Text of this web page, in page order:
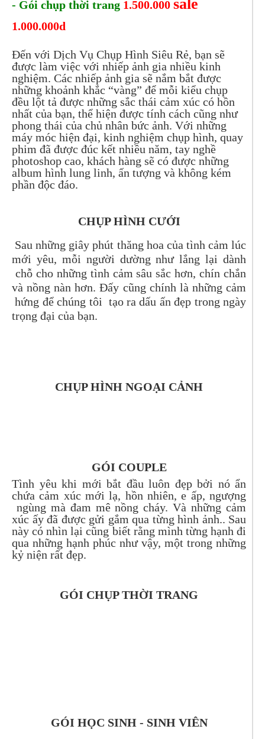
- Gói chụp thời trang 1.500.000 sale
1.000.000d
Đến với Dịch Vụ Chụp Hình Siêu Rẻ, bạn sẽ
được làm việc với nhiếp ảnh gia nhiều kinh
nghiệm. Các nhiếp ảnh gia sẽ nắm bắt được
những khoảnh khắc “vàng” để mỗi kiểu chụp
đều lột tả được những sắc thái cảm xúc có hồn
nhất của bạn, thể hiện được tính cách cũng như
phong thái của chủ nhân bức ảnh. Với những
máy móc hiện đại, kinh nghiệm chụp hình, quay
phim đã được đúc kết nhiều năm, tay nghề
photoshop cao, khách hàng sẽ có được những
album hình lung linh, ấn tượng và không kém
phần độc đáo.
CHỤP HÌNH CƯỚI
Sau những giây phút thăng hoa của tình cảm lúc
mới yêu, mỗi người dường như lắng lại dành
chỗ cho những tình cảm sâu sắc hơn, chín chắn
và nồng nàn hơn. Đấy cũng chính là những cảm
hứng để chúng tôi tạo ra dấu ấn đẹp trong ngày
trọng đại của bạn.
CHỤP HÌNH NGOẠI CẢNH
GÓI COUPLE
Tình yêu khi mới bắt đầu luôn đẹp bởi nó ẩn
chứa cảm xúc mới lạ, hồn nhiên, e ấp, ngượng
ngùng mà đam mê nồng cháy. Và những cảm
xúc ấy đã được gửi gắm qua từng hình ảnh.. Sau
này có nhìn lại cũng biết rằng mình từng hạnh đi
qua những hạnh phúc như vậy, một trong những
kỷ niện rất đẹp.
GÓI CHỤP THỜI TRANG
GÓI HỌC SINH - SINH VIÊN